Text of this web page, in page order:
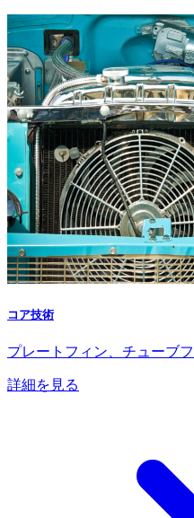
コア技術
プレートフィン、チューブ
詳細を見る